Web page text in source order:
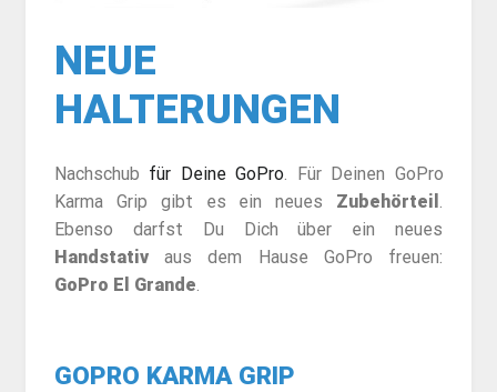
NEUE
HALTERUNGEN
Nachschub für Deine GoPro. Für Deinen GoPro
Karma Grip gibt es ein neues Zubehörteil.
Ebenso darfst Du Dich über ein neues
Handstativaus dem Hause GoPro freuen:
GoPro El Grande.
GOPRO KARMA GRIP